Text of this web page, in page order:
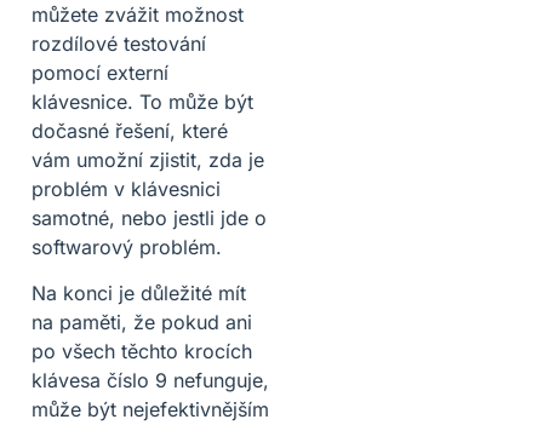
můžete zvážit možnost
rozdílové testování
pomocí externí
klávesnice. To může být
dočasné řešení, které
vám umožní zjistit, zda je
problém v klávesnici
samotné, nebo jestli jde o
softwarový problém.
Na konci je důležité mít
na paměti, že pokud ani
po všech těchto krocích
klávesa číslo 9 nefunguje,
může být nejefektivnějším